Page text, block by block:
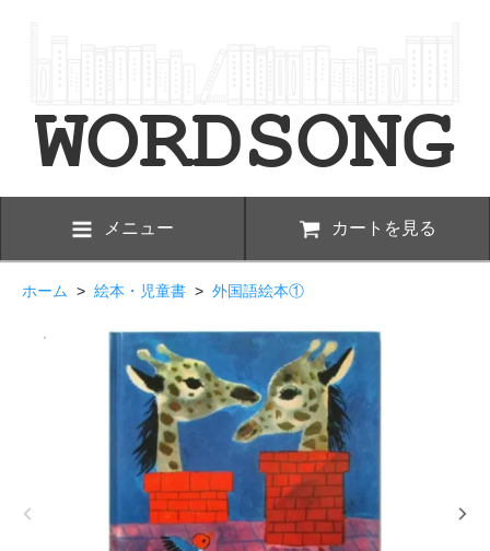
メニュー カートを見る
ホーム > 絵本・児童書 > 外国語絵本①